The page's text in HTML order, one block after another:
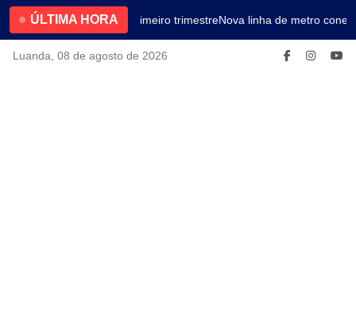
ÚLTIMA HORA4.2% no primeiro trimestreNova linha de metro
Luanda, 08 de agosto de 2026